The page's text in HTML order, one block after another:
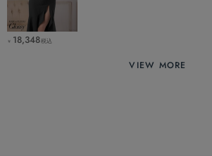
￥ 18,348税込
VIEW MORE